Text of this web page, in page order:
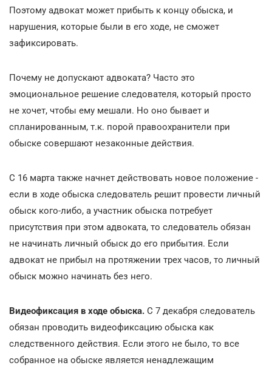
Поэтому адвокат может прибыть к концу обыска, и
нарушения, которые были в его ходе, не сможет
зафиксировать.
Почему не допускают адвоката? Часто это
эмоциональное решение следователя, который просто
не хочет, чтобы ему мешали. Но оно бывает и
спланированным, т.к. порой правоохранители при
обыске совершают незаконные действия.
С 16 марта также начнет действовать новое положение -
если в ходе обыска следователь решит провести личный
обыск кого-либо, а участник обыска потребует
присутствия при этом адвоката, то следователь обязан
не начинать личный обыск до его прибытия. Если
адвокат не прибыл на протяжении трех часов, то личный
обыск можно начинать без него.
Видеофиксация в ходе обыска. С 7 декабря следователь
обязан проводить видеофиксацию обыска как
следственного действия. Если этого не было, то все
собранное на обыске является ненадлежащим